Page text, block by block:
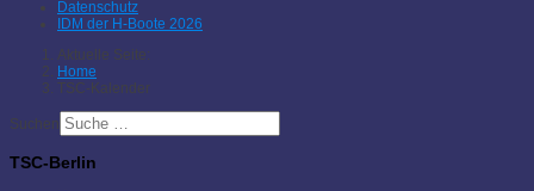
Datenschutz
IDM der H-Boote 2026
Aktuelle Seite:
Home
TSC-Kalender
Suchen
TSC-Berlin